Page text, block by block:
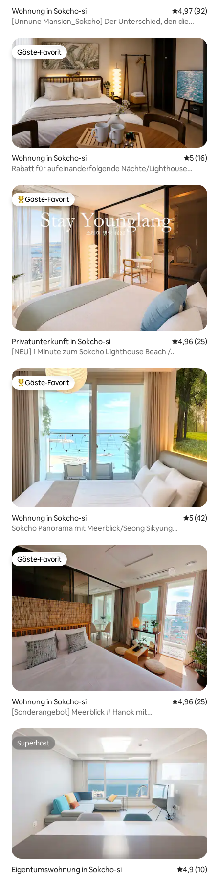
Wohnung in Sokcho-si
4,97 (92)
[Unnune Mansion_Sokcho] Der Unterschied, den die
macht, ein neuer Aufenthalt mit Panoramablick auf das
Meer
Gäste-Favorit
Gäste-Favorit
Wohnung in Sokcho-si
5 (16)
Rabatt für aufeinanderfolgende Nächte/Lighthouse
Sandspielzeug/Meerblick/OTT/Beam-
Projektor/Seoraksan
Beliebter Gäste-Favorit.
Gäste-Favorit
Privatunterkunft in Sokcho-si
4,96 (25)
[NEU] 1 Minute zum Sokcho Lighthouse Beach /
#Jungang Market #Seoraksan
Beliebter Gäste-Favorit.
Gäste-Favorit
Wohnung in Sokcho-si
5 (42)
Sokcho Panorama mit Meerblick/Seong Sikyung
Tour/Leuchtturmstrand/Straßenrestaurant/Max. 3
Personen
Gäste-Favorit
Gäste-Favorit
Wohnung in Sokcho-si
4,96 (25)
[Sonderangebot] Meerblick # Hanok mit
gemütlicher Atmosphäre # Fotobereich # Haeyeonga
Superhost
Superhost
Eigentumswohnung in Sokcho-si
4,9 (10)